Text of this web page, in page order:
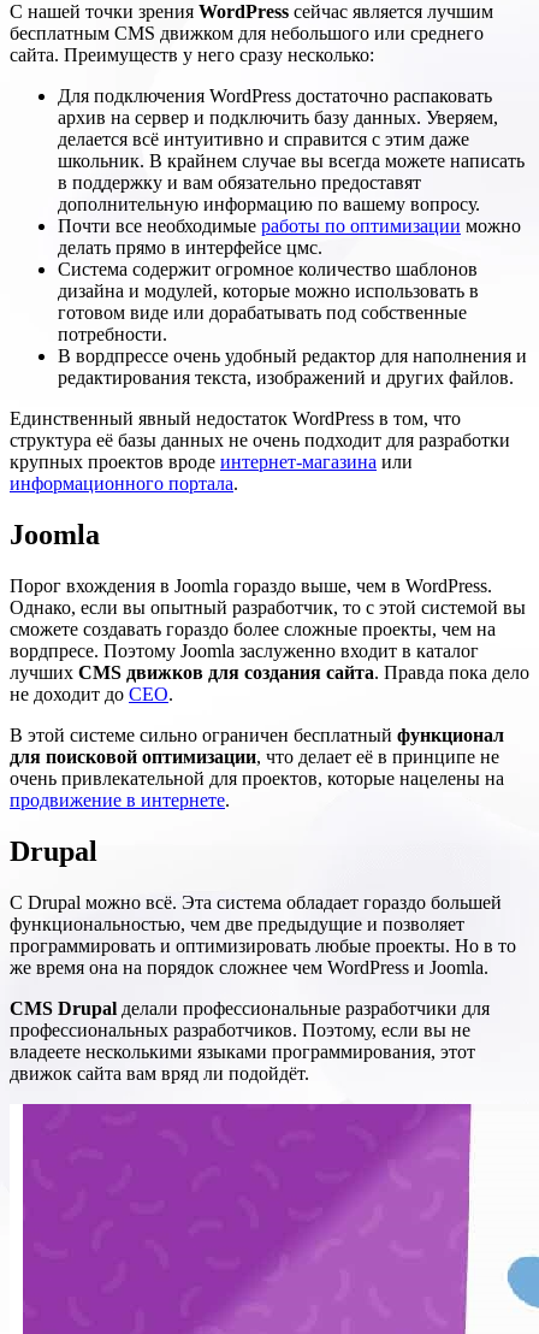
С нашей точки зрения WordPress сейчас является лучшим
бесплатным CMS движком для небольшого или среднего
сайта. Преимуществ у него сразу несколько:
Для подключения WordPress достаточно распаковать
архив на сервер и подключить базу данных. Уверяем,
делается всё интуитивно и справится с этим даже
школьник. В крайнем случае вы всегда можете написать
в поддержку и вам обязательно предоставят
дополнительную информацию по вашему вопросу.
Почти все необходимые работы по оптимизации можно
делать прямо в интерфейсе цмс.
Система содержит огромное количество шаблонов
дизайна и модулей, которые можно использовать в
готовом виде или дорабатывать под собственные
потребности.
В вордпрессе очень удобный редактор для наполнения и
редактирования текста, изображений и других файлов.
Единственный явный недостаток WordPress в том, что
структура её базы данных не очень подходит для разработки
крупных проектов вроде интернет-магазина или
информационного портала.
Joomla
Порог вхождения в Joomla гораздо выше, чем в WordPress.
Однако, если вы опытный разработчик, то с этой системой вы
сможете создавать гораздо более сложные проекты, чем на
вордпресе. Поэтому Joomla заслуженно входит в каталог
лучших CMS движков для создания сайта. Правда пока дело
не доходит до СЕО.
В этой системе сильно ограничен бесплатный функционал
для поисковой оптимизации, что делает её в принципе не
очень привлекательной для проектов, которые нацелены на
продвижение в интернете.
Drupal
С Drupal можно всё. Эта система обладает гораздо большей
функциональностью, чем две предыдущие и позволяет
программировать и оптимизировать любые проекты. Но в то
же время она на порядок сложнее чем WordPress и Joomla.
CMS Drupal делали профессиональные разработчики для
профессиональных разработчиков. Поэтому, если вы не
владеете несколькими языками программирования, этот
движок сайта вам вряд ли подойдёт.